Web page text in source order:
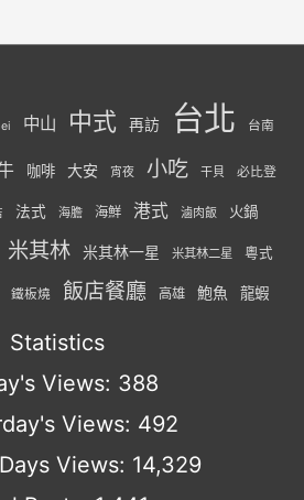
中山 中式 再訪 台北 台南
咖啡 大安 宵夜 小吃 干貝 必比登
法式 海膽 海鮮 港式 滷肉飯 火鍋
米其林 米其林一星 米其林二星 粵式
鐵板燒 飯店餐廳 高雄 鮑魚 龍蝦
Statistics
Views: 388
Views: 492
Views: 14,329